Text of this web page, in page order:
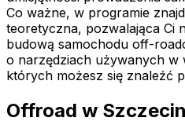
Co ważne, w programie
teoretyczna, pozwalająca Ci
budową samochodu off-
o narzędziach używanych w
których możesz się znaleźć
Offroad w